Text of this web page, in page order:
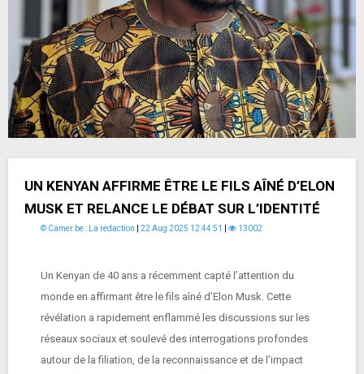
UN KENYAN AFFIRME ÊTRE LE FILS AÎNÉ D’ELON
MUSK ET RELANCE LE DÉBAT SUR L’IDENTITÉ
© Camer.be : La rédaction 22 Aug 2025 12:44:51 13002
Un Kenyan de 40 ans a récemment capté l’attention du
monde en affirmant être le fils aîné d’Elon Musk. Cette
révélation a rapidement enflammé les discussions sur les
réseaux sociaux et soulevé des interrogations profondes
autour de la filiation, de la reconnaissance et de l’impact